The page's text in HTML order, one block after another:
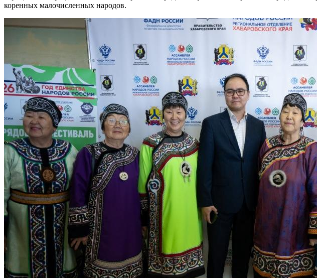
коренных малочисленных народов.